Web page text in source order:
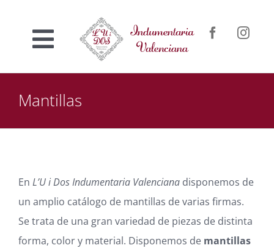
contenidoToggle
Navigation
Confección a medida
Contacto
Mantillas
En L’U i Dos Indumentaria Valenciana disponemos de
un amplio catálogo de mantillas de varias firmas.
Se trata de una gran variedad de piezas de distinta
forma, color y material. Disponemos de mantillas